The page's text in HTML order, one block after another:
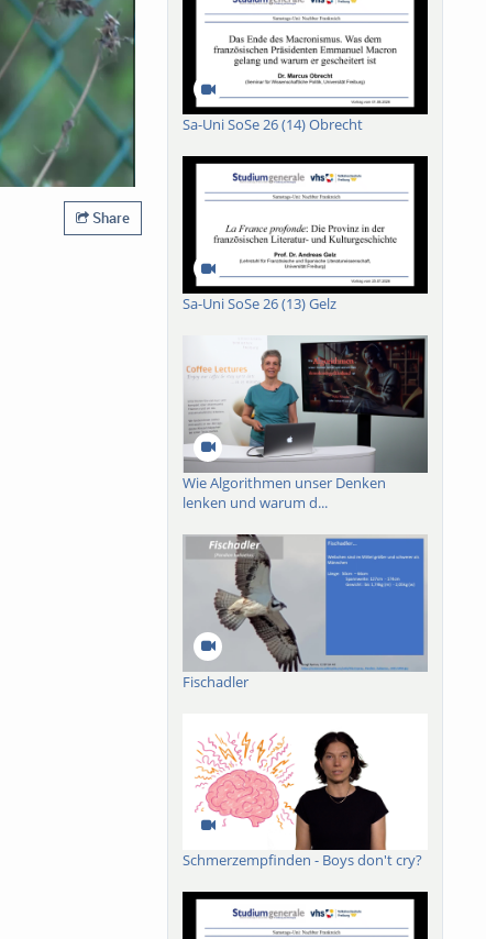
Share
Sa-Uni SoSe 26 (14) Obrecht
Sa-Uni SoSe 26 (13) Gelz
Wie Algorithmen unser Denken
lenken und warum d...
Fischadler
Schmerzempfinden - Boys don't cry?